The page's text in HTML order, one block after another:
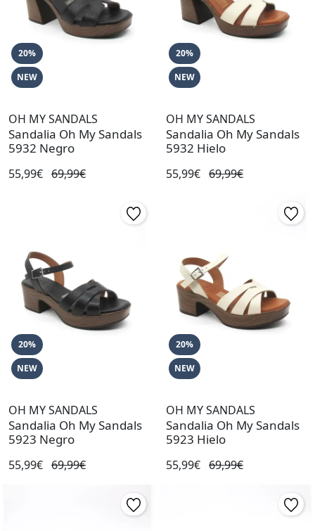
20%
NEW
OH MY SANDALS
Sandalia Oh My Sandals
5932 Negro
55,99€ 69,99€
20%
NEW
OH MY SANDALS
Sandalia Oh My Sandals
5932 Hielo
55,99€ 69,99€
20%
NEW
OH MY SANDALS
Sandalia Oh My Sandals
5923 Negro
55,99€ 69,99€
20%
NEW
OH MY SANDALS
Sandalia Oh My Sandals
5923 Hielo
55,99€ 69,99€